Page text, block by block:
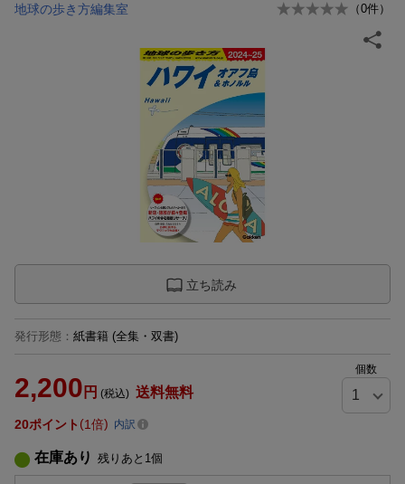
地球の歩き方編集室 （0件）
立ち読み
発行形態 ： 紙書籍 (全集・双書)
2,200 円 (税込) 送料無料
個数
20ポイント 1倍 内訳
在庫あり 残りあと 1個